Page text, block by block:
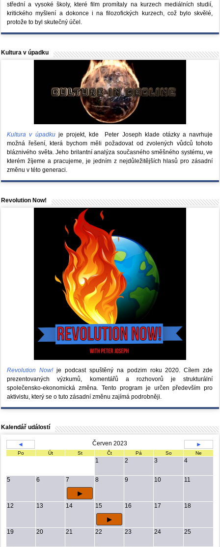
střední a vysoké školy, které film promítaly na kurzech mediálních studií,
kritického myšlení a dokonce i na filozofických kurzech, což bylo skvělé,
protože to byl skutečný účel.
Kultura v úpadku
Kultura v úpadkuje projekt, kde Peter Joseph klade otázky a navrhuje
možná řešení, která bychom měli požadovat od zvolených vůdců tohoto
bláznivého světa. Jeho brilantní analýza současného směšného systému, ve
kterém žíjeme a pracujeme, je jedním z nejdůležitějších hlasů pro zásadní
změnu v této generaci.
Revolution Now!
Revolution Now! je podcast spuštěný na podzim roku 2020.Cílem zde
prezentovaných výzkumů, komentářů a rozhovorů je strukturální
společensko-ekonomická změna. Tento program je určen především pro
aktivistu, který se o tuto zásadní změnu zajímá podrobněji.
Kalendář událostí
◄ Červen 2023 ►
Po Út St Čt Pá So Ne
1 2 3 4
5 6 7 8 9 10 11
12 13 14 15 16 17 18
19 20 21 22 23 24 25